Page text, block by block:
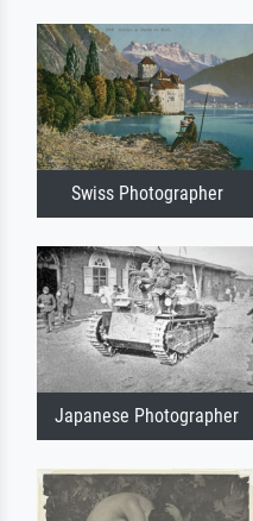
Swiss Photographer
Japanese Photographer